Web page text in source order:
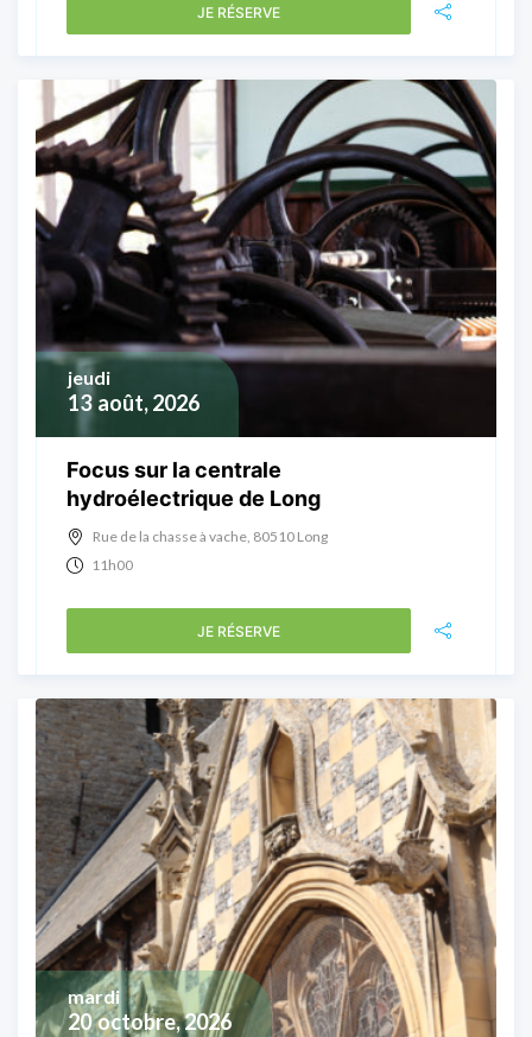
JE RÉSERVE
13 août, 2026
jeudi
Focus sur la centrale
hydroélectrique de Long
Rue de la chasse à vache, 80510 Long
11h00
JE RÉSERVE
20 octobre, 2026
mardi